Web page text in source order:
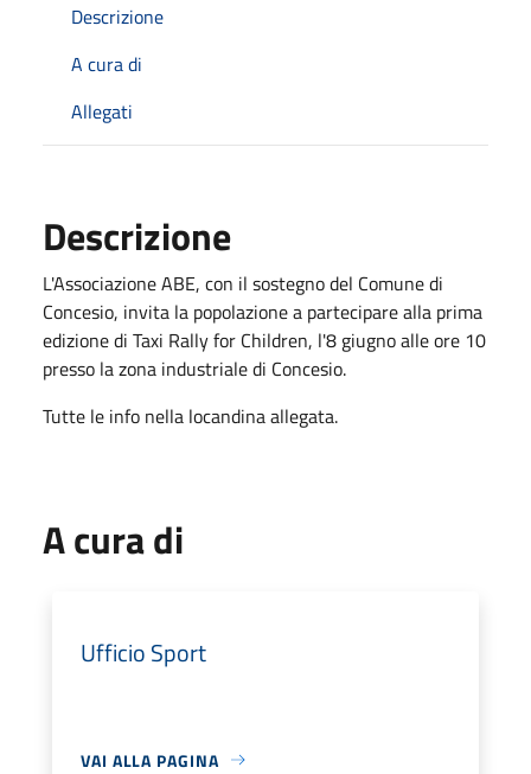
Descrizione
A cura di
Allegati
Descrizione
L'Associazione ABE, con il sostegno del Comune di
Concesio, invita la popolazione a partecipare alla prima
edizione di Taxi Rally for Children, l'8 giugno alle ore 10
presso la zona industriale di Concesio.
Tutte le info nella locandina allegata.
A cura di
Ufficio Sport
VAI ALLA PAGINA